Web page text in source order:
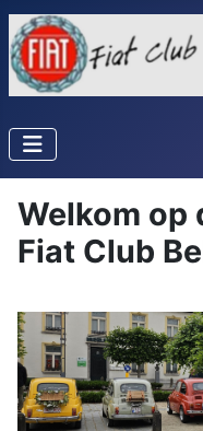
Welkom op
Fiat Club